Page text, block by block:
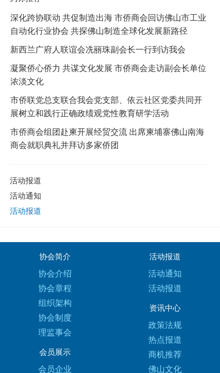
深化跨协联动 共促制造出海 市侨商会回访佛山市工业
自动化行业协会 共探佛山制造全球化发展新路径
新西兰广府人联谊会冼丽珠副会长一行到访我会
凝聚侨心侨力 共谋文化发展 市侨商会走访副会长单位
浓淡文化
市侨联党总支联合我会党支部、依云社区党委共同开
展树立和践行正确政绩观党性教育研学活动
市侨商会组团赴柬开展经贸交流 出席柬埔寨佛山南海
商会就职典礼并拜访多家侨团
活动报道
活动通知
活动报道
协会简介
协会介绍
协会章程
组织架构
协会制度
理监事会
活动报道
活动通知
活动报道
资讯中心
政策法规
热点报道
商机推荐
佛山文化
会员展示
会员企业